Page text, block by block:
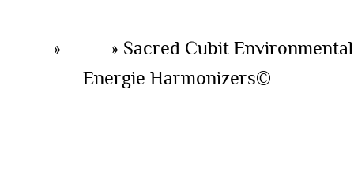
» » Sacred Cubit Environmental
Energie Harmonizers©